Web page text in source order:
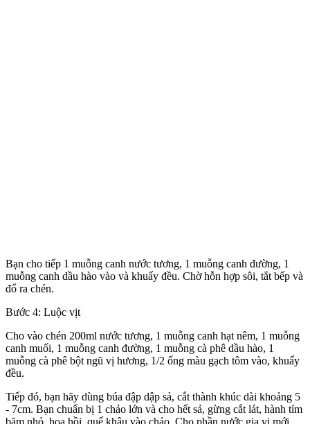
Bạn cho tiếp 1 muỗng canh nước tương, 1 muỗng canh đường, 1
muỗng canh dầu hào vào và khuấy đều. Chờ hỗn hợp sôi, tắt bếp và
đổ ra chén.
Bước 4: Luộc vịt
Cho vào chén 200ml nước tương, 1 muỗng canh hạt nêm, 1 muỗng
canh muối, 1 muỗng canh đường, 1 muỗng cà phê dầu hào, 1
muỗng cà phê bột ngũ vị hương, 1/2 ống màu gạch tôm vào, khuấy
đều.
Tiếp đó, bạn hãy dùng búa đập dập sả, cắt thành khúc dài khoảng 5
- 7cm. Bạn chuẩn bị 1 chảo lớn và cho hết sả, gừng cắt lát, hành tím
băm nhỏ, hoa hồi, quế khâu vào chảo. Cho phần nước gia vị mới